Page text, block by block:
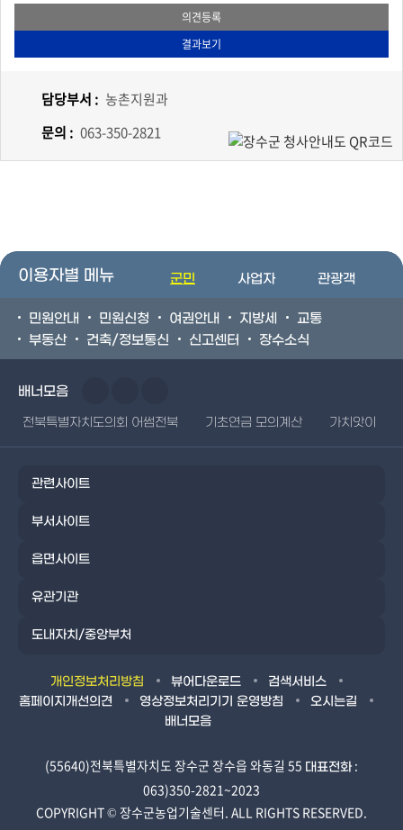
담당부서 : 농촌지원과
문의 : 063-350-2821
이용자별 메뉴 군민 사업자 관광객
민원안내 민원신청 여권안내 지방세
교통
부동산
건축/정보통신 신고센터 장수소식
배너모음
전북특별자치도의회 어썸전북 기초연금 모의계산 가치앗이
관련사이트
부서사이트
읍면사이트
유관기관
도내자치/중앙부처
개인정보처리방침 뷰어다운로드
검색서비스
홈페이지개선의견
영상정보처리기기 운영방침
오시는길
배너모음
(55640)전북특별자치도 장수군 장수읍 와동길 55 대표전화:
063)350-2821~2023
COPYRIGHT © 장수군농업기술센터. ALL RIGHTS RESERVED.